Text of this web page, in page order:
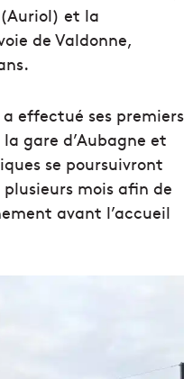
et la
de Valdonne,
effectué ses premiers
gare d’Aubagne et
se poursuivront
mois afin de
avant l’accueil